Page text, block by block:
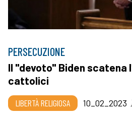
PERSECUZIONE
Il "devoto" Biden scatena
cattolici
LIBERTÀ RELIGIOSA 10_02_2023